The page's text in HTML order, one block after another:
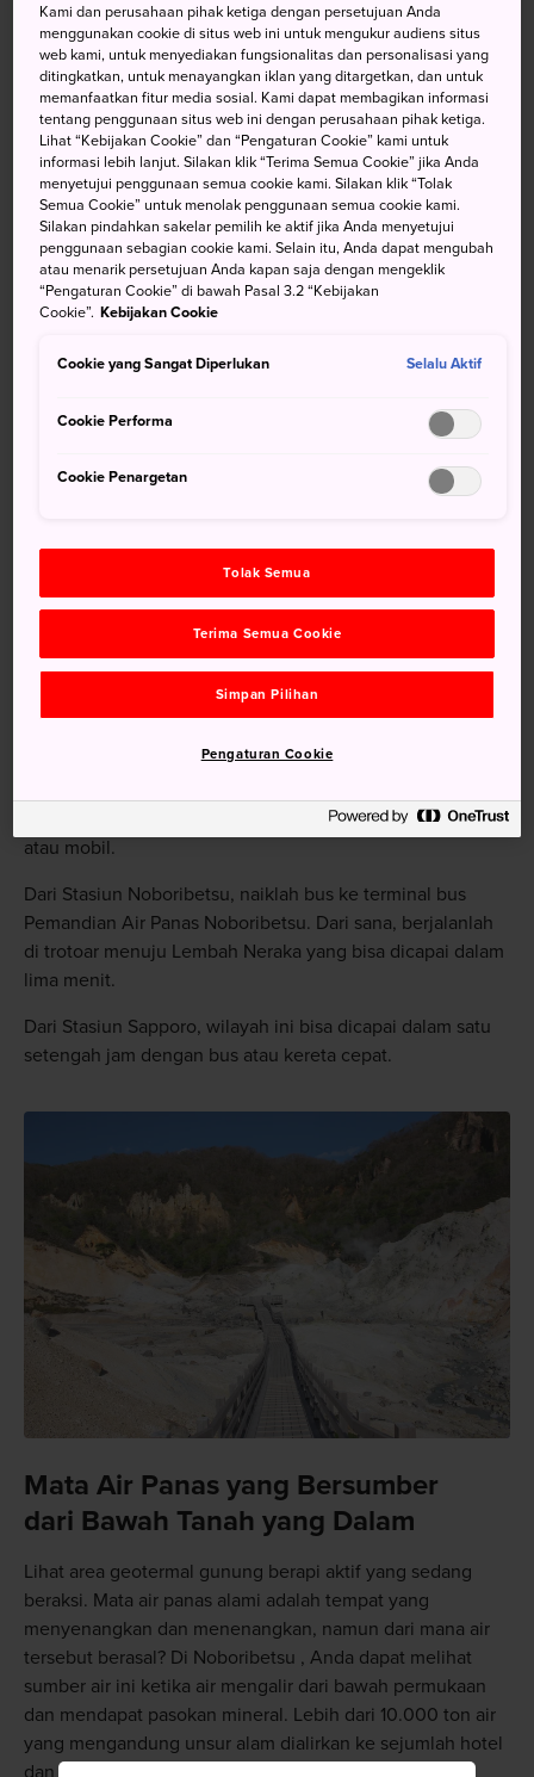
KATA KUNCI PETA
Mata Air Mendidih yang Muncul
dari Jigokudani, yang Dikenal
sebagai Lembah Neraka
Keunikan lain dari batu yang memutih, kolam yang
mendidih, dan aroma belerang memberikan kesan seram,
panas dan tidak menyenangkan
Berpose untuk foto dengan iblis
Mandi di sumber air panas Noboribetsu yang
Menuju Lokasi
Lembah Neraka Noboribetsu dapat diakses dengan bus
atau mobil.
Dari Stasiun Noboribetsu, naiklah bus ke terminal bus
Pemandian Air Panas Noboribetsu. Dari sana, berjalanlah
di trotoar menuju Lembah Neraka yang bisa dicapai dalam
lima menit.
Dari Stasiun Sapporo, wilayah ini bisa dicapai dalam satu
setengah jam dengan bus atau kereta cepat.
Mata Air Panas yang Bersumber
dari Bawah Tanah yang Dalam
Lihat area geotermal gunung berapi aktif yang sedang
beraksi. Mata air panas alami adalah tempat yang
menyenangkan dan menenangkan, namun dari mana air
tersebut berasal? Di Noboribetsu , Anda dapat melihat
sumber air ini ketika air mengalir dari bawah permukaan
dan mendapat pasokan mineral. Lebih dari 10.000 ton air
yang mengandung unsur alam dialirkan ke sejumlah hotel
dan penginapan di kota pemandian air panas ini.
Kami dan perusahaan pihak ketiga dengan persetujuan Anda
menggunakan cookie di situs web ini untuk mengukur audiens situs
web kami, untuk menyediakan fungsionalitas dan personalisasi yang
ditingkatkan, untuk menayangkan iklan yang ditargetkan, dan untuk
memanfaatkan fitur media sosial. Kami dapat membagikan informasi
tentang penggunaan situs web ini dengan perusahaan pihak ketiga.
Lihat “Kebijakan Cookie” dan “Pengaturan Cookie” kami untuk
informasi lebih lanjut. Silakan klik “Terima Semua Cookie” jika Anda
menyetujui penggunaan semua cookie kami. Silakan klik “Tolak
Semua Cookie” untuk menolak penggunaan semua cookie kami.
Silakan pindahkan sakelar pemilih ke aktif jika Anda menyetujui
penggunaan sebagian cookie kami. Selain itu, Anda dapat mengubah
atau menarik persetujuan Anda kapan saja dengan mengeklik
“Pengaturan Cookie” di bawah Pasal 3.2 “Kebijakan
Cookie”. Kebijakan Cookie
Cookie yang Sangat Diperlukan Selalu Aktif
Cookie Performa
Cookie Penargetan
Tolak Semua
Terima Semua Cookie
Simpan Pilihan
Pengaturan Cookie